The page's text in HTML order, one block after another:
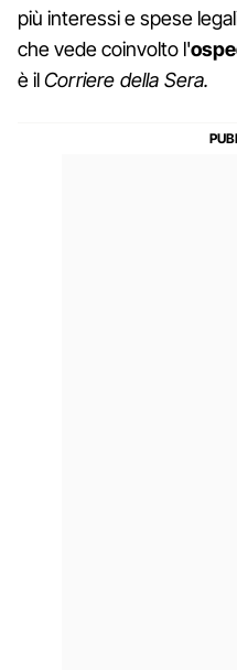
più interessi e spese
che vede coinvolto l'
è ilCorriere della Sera.